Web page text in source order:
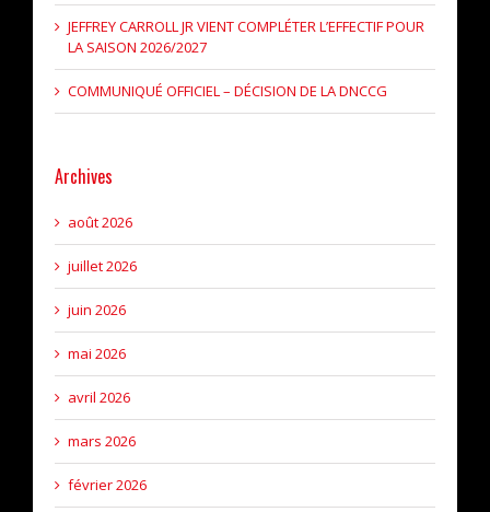
JEFFREY CARROLL JR VIENT COMPLÉTER L’EFFECTIF POUR
LA SAISON 2026/2027
COMMUNIQUÉ OFFICIEL – DÉCISION DE LA DNCCG
Archives
août 2026
juillet 2026
juin 2026
mai 2026
avril 2026
mars 2026
février 2026